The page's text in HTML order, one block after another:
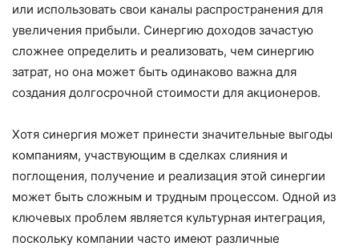
или использовать свои каналы распространения для
увеличения прибыли. Синергию доходов зачастую
сложнее определить и реализовать, чем синергию
затрат, но она может быть одинаково важна для
создания долгосрочной стоимости для акционеров.
Хотя синергия может принести значительные выгоды
компаниям, участвующим в сделках слияния и
поглощения, получение и реализация этой синергии
может быть сложным и трудным процессом. Одной из
ключевых проблем является культурная интеграция,
поскольку компании часто имеют различные